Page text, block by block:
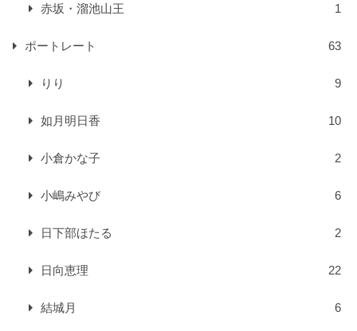
赤坂・溜池山王 1
ポートレート 63
りり 9
如月明日香 10
小倉かな子 2
小嶋みやび 6
日下部ほたる 2
日向恵理 22
結城月 6